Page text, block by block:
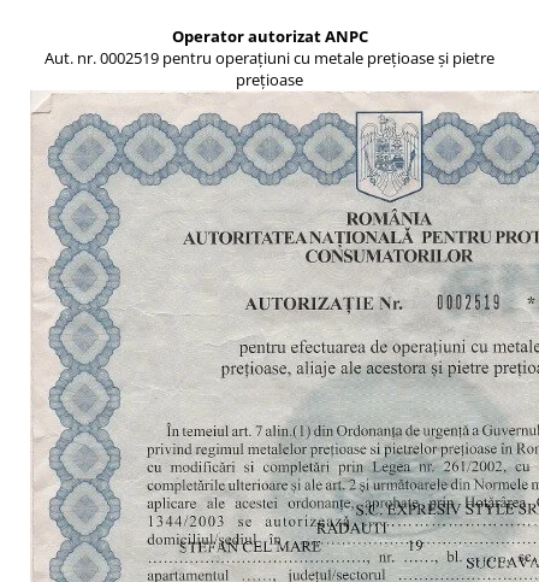
Operator autorizat ANPC
Aut. nr. 0002519 pentru operațiuni cu metale prețioase și pietre
prețioase